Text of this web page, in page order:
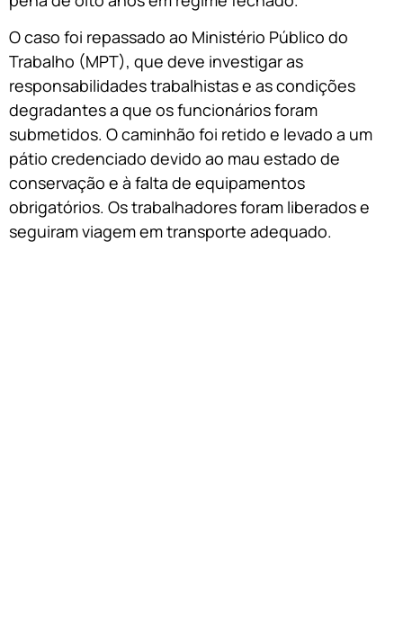
O caso foi repassado ao Ministério Público do
Trabalho (MPT), que deve investigar as
responsabilidades trabalhistas e as condições
degradantes a que os funcionários foram
submetidos. O caminhão foi retido e levado a um
pátio credenciado devido ao mau estado de
conservação e à falta de equipamentos
obrigatórios. Os trabalhadores foram liberados e
seguiram viagem em transporte adequado.